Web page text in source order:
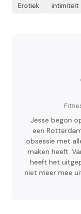
Erotiek intimiteit
Jesse begon
een
obsessie met
maken heeft.
heeft het
niet meer mee